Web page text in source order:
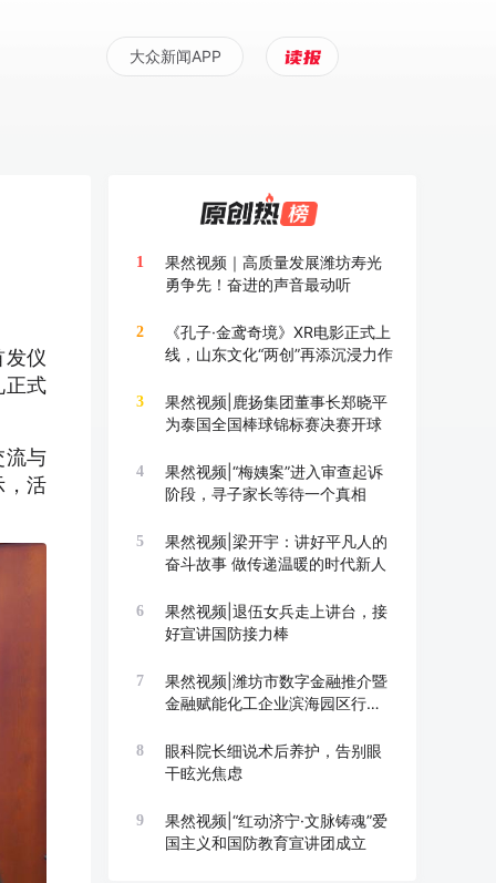
大众新闻APP
发仪
正式
流与
，活
1
果然视频｜高质量发展潍坊寿光
勇争先！奋进的声音最动听
2
《孔子·金鸢奇境》XR电影正式上
线，山东文化“两创”再添沉浸力作
3
果然视频|鹿扬集团董事长郑晓平
为泰国全国棒球锦标赛决赛开球
4
果然视频|“梅姨案”进入审查起诉
阶段，寻子家长等待一个真相
5
果然视频|梁开宇：讲好平凡人的
奋斗故事 做传递温暖的时代新人
6
果然视频|退伍女兵走上讲台，接
好宣讲国防接力棒
7
果然视频|潍坊市数字金融推介暨
金融赋能化工企业滨海园区行举
8
眼科院长细说术后养护，告别眼
干眩光焦虑
9
果然视频|“红动济宁·文脉铸魂”爱
国主义和国防教育宣讲团成立